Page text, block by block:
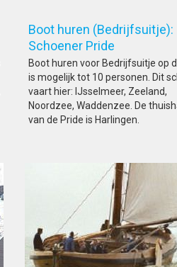
Boot huren (Bedrijfsuitje):
Schoener Pride
Boot huren voor Bedrijfsuitje op
is mogelijk tot 10 personen. Dit
vaart hier: IJsselmeer, Zeeland,
Noordzee, Waddenzee. De
van de Pride is Harlingen.